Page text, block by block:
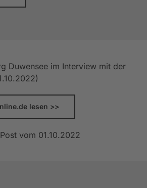
lesen >>
vom 01.10.2022